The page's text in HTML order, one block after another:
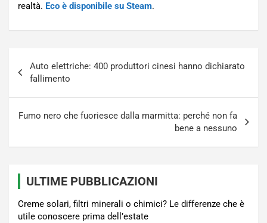
realtà. Eco è disponibile su Steam.
articoli
Auto elettriche: 400 produttori cinesi hanno dichiarato
fallimento
Fumo nero che fuoriesce dalla marmitta: perché non fa
bene a nessuno
ULTIME PUBBLICAZIONI
Creme solari, filtri minerali o chimici? Le differenze che è
utile conoscere prima dell’estate